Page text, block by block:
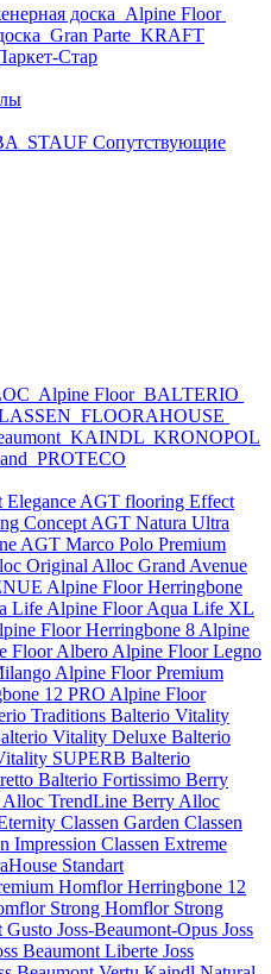
доска Alpine Floor
Gran Parte KRAFT
Стар
STAUF Сопутствующие
Alpine Floor BALTERIO
FLOORAHOUSE
KAINDL KRONOPOL
PROTECO
AGT flooring Effect
Concept AGT Natura Ultra
AGT Marco Polo Premium
Original Alloc Grand Avenue
Alpine Floor Herringbone
Life Alpine Floor Aqua Life XL
Floor Herringbone 8 Alpine
Floor Albero Alpine Floor Legno
Alpine Floor Premium
12 PRO Alpine Floor
Traditions Balterio Vitality
Vitality Deluxe Balterio
SUPERB Balterio
Balterio Fortissimo Berry
TrendLine Berry Alloc
Classen Garden Classen
Impression Classen Extreme
Standart
Homflor Herringbone 12
Strong Homflor Strong
Gusto Joss-Beaumont-Opus Joss
Beaumont Liberte Joss